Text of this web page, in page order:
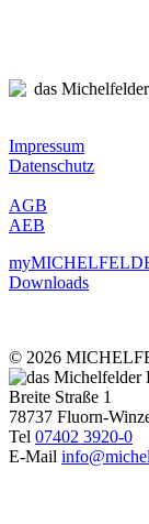
Impressum
Datenschutz
AGB
AEB
Downloads
© 2026
Toggle
Sliding
Bar
Area
Breite Straße 1
78737 Fluorn-
Tel 07402 3920-0
E-Mail